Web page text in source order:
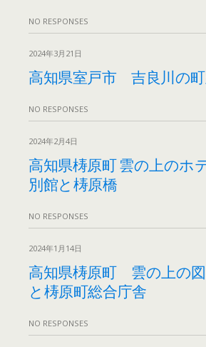
NO RESPONSES
2024年3月21日
高知県室戸市 吉良川の
NO RESPONSES
2024年2月4日
高知県梼原町 雲の上のホ
別館と梼原橋
NO RESPONSES
2024年1月14日
高知県梼原町 雲の上の
と梼原町総合庁舎
NO RESPONSES